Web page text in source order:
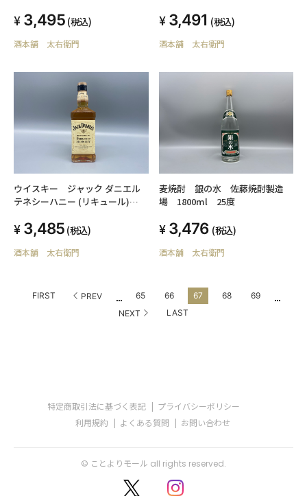
3,495 (税込)
酒本舗 太右衛門
3,491 (税込)
酒本舗 太右衛門
ウイスキー ジャック ダニエル
テネシーハニー (リキュール)
3,485 (税込)
酒本舗 太右衛門
麦焼酎 銀の水 佐藤焼酎製造
場 1800ml 25度
3,476 (税込)
酒本舗 太右衛門
FIRST PREV ... 65 66 67 68 69 ...
NEXT LAST
特定商取引法に基づく表記
プライバシーポリシー
利用規約
よくある質問 お問い合わせ
© ことよりモール all rights reserved.